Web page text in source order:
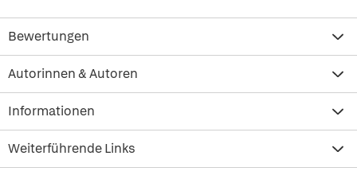
Bewertungen
Autorinnen & Autoren
Informationen
Weiterführende Links